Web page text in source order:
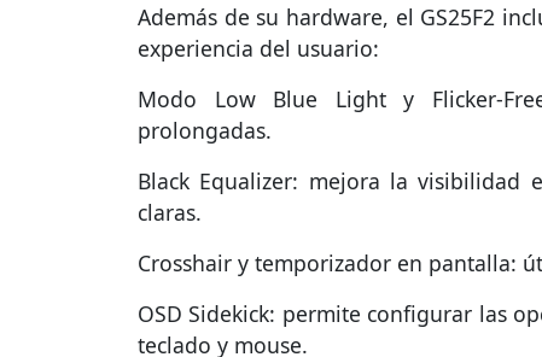
Además de su hardware, el GS25F2
experiencia del usuario:
Modo Low Blue Light y Flicker-
prolongadas.
Black Equalizer: mejora la visibilidad
claras.
Crosshair y temporizador en pantalla:
OSD Sidekick: permite configurar las
teclado y mouse.